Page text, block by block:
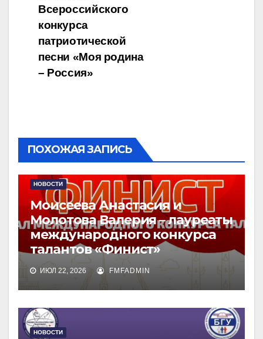
Всероссийского
конкурса
патриотической
песни «Моя родина
– Россия»
ПОХОЖАЯ ЗАПИСЬ
НОВОСТИ
Моисеева Анастасия и
Молотова Валерия – лауреаты
международного конкурса
талантов «Финист»
ИЮЛ 22, 2026 FMFADMIN
НОВОСТИ